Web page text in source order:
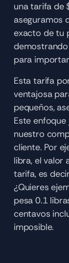
una tarifa de
aseguramos
exacto de tu
para
Esta tarifa
ventajosa
pequeños,
Este
nuestro
cliente. Por
libra, el valor
tarifa, es
¿Quieres
pesa 0.1
centavos
imposible.